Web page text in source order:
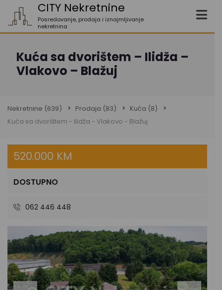
CITY Nekretnine
Posredovanje, prodaja i iznajmljivanje
nekretnina
Kuća sa dvorištem – Ilidža –
Vlakovo – Blažuj
Nekretnine (639) Prodaja (83) Kuća (8)
Kuća sa dvorištem - Ilidža - Vlakovo - Blažuj
520.000 KM
DOSTUPNO
062 446 448